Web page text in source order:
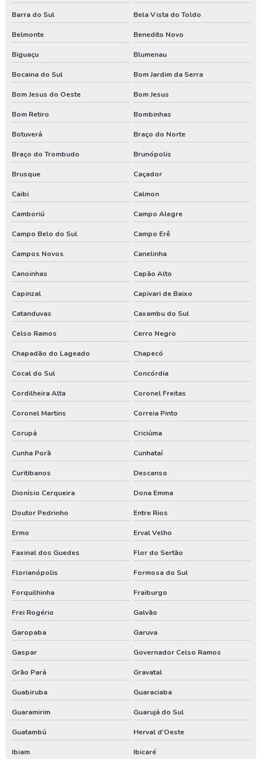
Poço artesiano tubular
Poço artesiano valor metro
Poço de água artesiano
Poço de água potável
Preço para perfuração de poço artesiano
Processo de perfuração de poço artesiano
Projeto de outorga de água
Quanto custa perfuração de poço artesiano
Quanto custa uma outorga de poço artesiano
Renovação de outorga de poço
Renovação de outorga de poço artesiano
Requerimento de outorga de direito de uso das águas
Serviço de limpeza de poço artesiano
Serviço de perfuração de poços artesianos
Valor de outorga de poço artesiano
Valor de perfuração de poço artesiano
Instalação de poço
Tubulação para poço artesiano
Aluguel de compressor de ar
Aluguel de compressor de ar preço
Aluguel de gerador de energia
Aluguel de gerador de energia preço
Aluguel de gerador de energia valor
Aluguel de gerador para eventos
Aluguel de geradores
Compressor locação
Gerador de energia a diesel aluguel
Gerador de energia a diesel locação
Gerador de energia locação
Locação de compressor de ar
Barra do Sul Bela Vista do Toldo
Belmonte Benedito Novo
Biguaçu Blumenau
Bocaina do Sul Bom Jardim da Serra
Bom Jesus do Oeste Bom Jesus
Bom Retiro Bombinhas
Botuverá Braço do Norte
Braço do Trombudo Brunópolis
Brusque Caçador
Caibi Calmon
Camboriú Campo Alegre
Campo Belo do Sul Campo Erê
Campos Novos Canelinha
Canoinhas Capão Alto
Capinzal Capivari de Baixo
Catanduvas Caxambu do Sul
Celso Ramos Cerro Negro
Chapadão do Lageado Chapecó
Cocal do Sul Concórdia
Cordilheira Alta Coronel Freitas
Coronel Martins Correia Pinto
Corupá Criciúma
Cunha Porã Cunhataí
Curitibanos Descanso
Dionísio Cerqueira Dona Emma
Doutor Pedrinho Entre Rios
Ermo Erval Velho
Faxinal dos Guedes Flor do Sertão
Florianópolis Formosa do Sul
Forquilhinha Fraiburgo
Frei Rogério Galvão
Garopaba Garuva
Gaspar Governador Celso Ramos
Grão Pará Gravatal
Guabiruba Guaraciaba
Guaramirim Guarujá do Sul
Guatambú Herval d'Oeste
Ibiam Ibicaré